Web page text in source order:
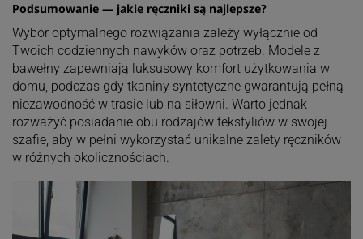
Podsumowanie — jakie ręczniki są najlepsze?
Wybór optymalnego rozwiązania zależy wyłącznie od
Twoich codziennych nawyków oraz potrzeb. Modele z
bawełny zapewniają luksusowy komfort użytkowania w
domu, podczas gdy tkaniny syntetyczne gwarantują pełną
niezawodność w trasie lub na siłowni. Warto jednak
rozważyć posiadanie obu rodzajów tekstyliów w swojej
szafie, aby w pełni wykorzystać unikalne zalety ręczników
w różnych okolicznościach.